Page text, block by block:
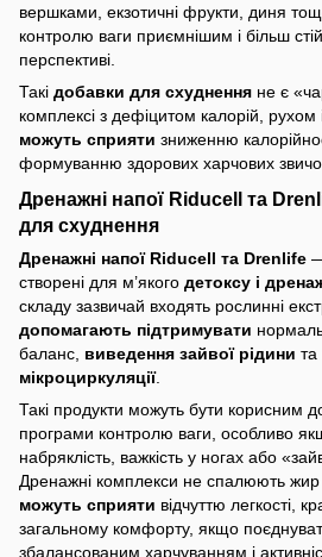
вершками, екзотичні фрукти, диня
контролю ваги приємнішим і більш
перспективі.
Такі добавки для схуднення не є
комплексі з дефіцитом калорій,
можуть сприяти зниженню
формуванню здорових харчових
Дренажні напої Riducell та
для схуднення
Дренажні напої Riducell та Drenlife
створені для м’якого детоксу і
складу зазвичай входять рослинні
допомагають підтримувати
баланс, виведення зайвої рідини та
мікроциркуляції.
Такі продукти можуть бути корисним
програми контролю ваги, особливо
набряклість, важкість у ногах або
Дренажні комплекси не спалюють жир
можуть сприяти відчуттю легкості,
загальному комфорту, якщо
збалансованим харчуванням і